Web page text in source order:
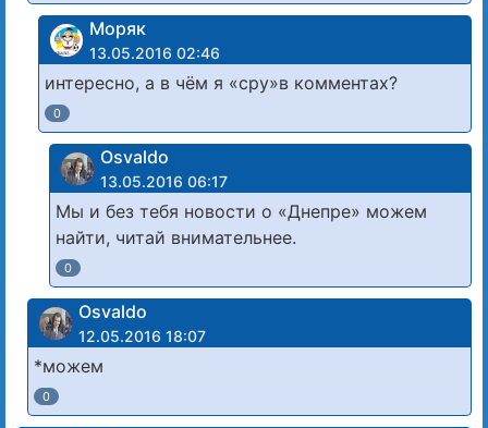
Моряк
13.05.2016 02:46
интересно, а в чём я «сру»в комментах?
0
Osvaldo
13.05.2016 06:17
Мы и без тебя новости о «Днепре» можем
найти, читай внимательнее.
0
Osvaldo
12.05.2016 18:07
*можем
0